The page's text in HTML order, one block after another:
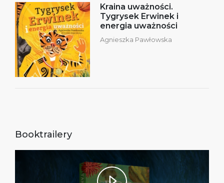
Kraina uważności.
Tygrysek Erwinek i
energia uważności
Agnieszka Pawłowska
Booktrailery